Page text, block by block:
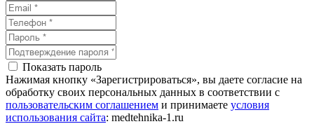
Показать пароль
Нажимая кнопку «Зарегистрироваться», вы даете согласие на
обработку своих персональных данных в соответствии с
пользовательским соглашением и принимаете условия
использования сайта: medtehnika-1.ru